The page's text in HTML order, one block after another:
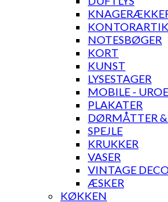
NOTESBØGER
KORT
KUNST
LYSESTAGER
MOBILE -
PLAKATER
DØRMÅTTER
SPEJLE
KRUKKER
VASER
VINTAGE
ÆSKER
KØKKEN